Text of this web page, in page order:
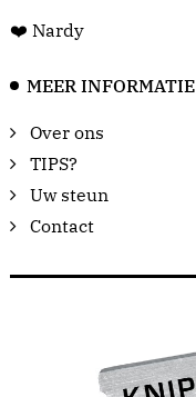
❤️ Nardy
MEER INFORMATIE
Over ons
TIPS?
Uw steun
Contact